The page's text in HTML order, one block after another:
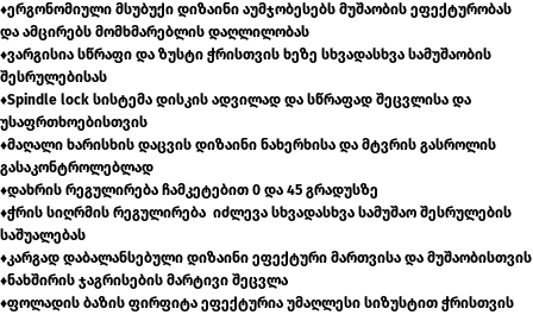
♦ერგონომიული მსუბუქი დიზაინი აუმჯობესებს მუშაობის ეფექტურობას
და ამცირებს მომხმარებლის დაღლილობას
♦ვარგისია სწრაფი და ზუსტი ჭრისთვის ხეზე სხვადასხვა სამუშაობის
შესრულებისას
♦Spindle lock სისტემა დისკის ადვილად და სწრაფად შეცვლისა და
უსაფრთხოებისთვის
♦მაღალი ხარისხის დაცვის დიზაინი ნახერხისა და მტვრის გასროლის
გასაკონტროლებლად
♦დახრის რეგულირება ჩამკეტებით 0 და 45 გრადუსზე
♦ჭრის სიღრმის რეგულირება იძლევა სხვადასხვა სამუშაო შესრულების
საშუალებას
♦კარგად დაბალანსებული დიზაინი ეფექტური მართვისა და მუშაობისთვის
♦ნახშირის ჯაგრისების მარტივი შეცვლა
♦ფოლადის ბაზის ფირფიტა ეფექტურია უმაღლესი სიზუსტით ჭრისთვის